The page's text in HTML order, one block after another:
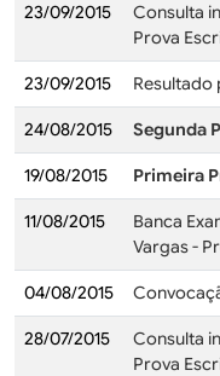
23/09/2015
Consulta
Prova
23/09/2015 Resultado
24/08/2015 Segunda
19/08/2015 Primeira
11/08/2015
Banca
Vargas -
04/08/2015
28/07/2015
Consulta
Prova